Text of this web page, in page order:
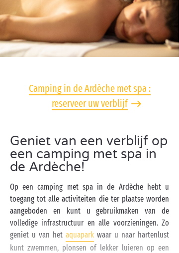
Camping in de Ardèche met spa :
reserveer uw verblijf
Geniet van een verblijf op
een camping met spa in
de Ardèche!
Op een camping met spa in de Ardèche hebt u
toegang tot alle activiteiten die ter plaatse worden
aangeboden en kunt u gebruikmaken van de
volledige infrastructuur en alle voorzieningen. Zo
geniet u van het aquapark waar u naar hartenlust
kunt zwemmen, plonsen of lekker luieren op een